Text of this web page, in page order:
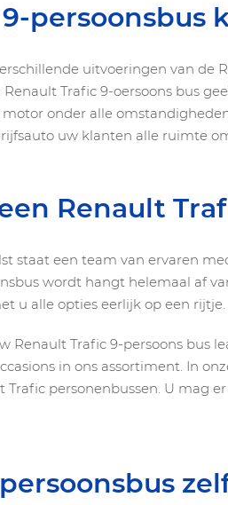
persoonsbus
uitvoeringen van
Trafic 9-oersoons bus
onder alle
uw klanten alle ruimte
Renault
staat een team van ervaren
wordt hangt helemaal af
u alle opties eerlijk op een rijtje.
Renault Trafic 9-persoons bus
in ons assortiment. In
personenbussen. U mag